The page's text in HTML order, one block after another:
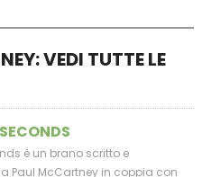
VEDI TUTTE LE
è un brano scritto e
Paul McCartney in coppia con